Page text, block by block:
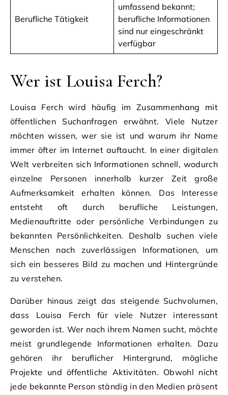
Berufliche Tätigkeit
umfassend bekannt;
berufliche Informationen
sind nur eingeschränkt
verfügbar
Wer ist Louisa Ferch?
Louisa Ferch wird häufig im Zusammenhang mit
öffentlichen Suchanfragen erwähnt. Viele Nutzer
möchten wissen, wer sie ist und warum ihr Name
immer öfter im Internet auftaucht. In einer digitalen
Welt verbreiten sich Informationen schnell, wodurch
einzelne Personen innerhalb kurzer Zeit große
Aufmerksamkeit erhalten können. Das Interesse
entsteht oft durch berufliche Leistungen,
Medienauftritte oder persönliche Verbindungen zu
bekannten Persönlichkeiten. Deshalb suchen viele
Menschen nach zuverlässigen Informationen, um
sich ein besseres Bild zu machen und Hintergründe
zu verstehen.
Darüber hinaus zeigt das steigende Suchvolumen,
dass Louisa Ferch für viele Nutzer interessant
geworden ist. Wer nach ihrem Namen sucht, möchte
meist grundlegende Informationen erhalten. Dazu
gehören ihr beruflicher Hintergrund, mögliche
Projekte und öffentliche Aktivitäten. Obwohl nicht
jede bekannte Person ständig in den Medien präsent